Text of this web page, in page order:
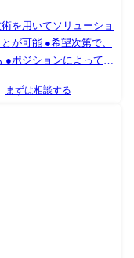
ついて主導、積極的な
発を行っています。 ・
plotly, Streamlit) ・機
LightGBM) ・Deep
LangChain) ・実験管
ント向上を行っていま
ソリューションデザイ
バーが参加しました。
コピー作成等のワークを
ミッションとしたスタ
が評価され、既に大手
●カスタムAI
るカスタムAIソリュー
ドによるAI開発 - アカ
ジネスにジャストフィ
の複雑な課題の解決に
ーアップ型AIテーマ」
システムをお客様に提
立って直接提案したり
を用いてソリューショ
が可能 ●希望次第で、
●ポジションによって
おける事業責任者や営
予算を考慮し、利益の最
面のAPI設計・開発
クトを牽引していただ
まずは相談する